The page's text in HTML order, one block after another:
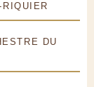
DU